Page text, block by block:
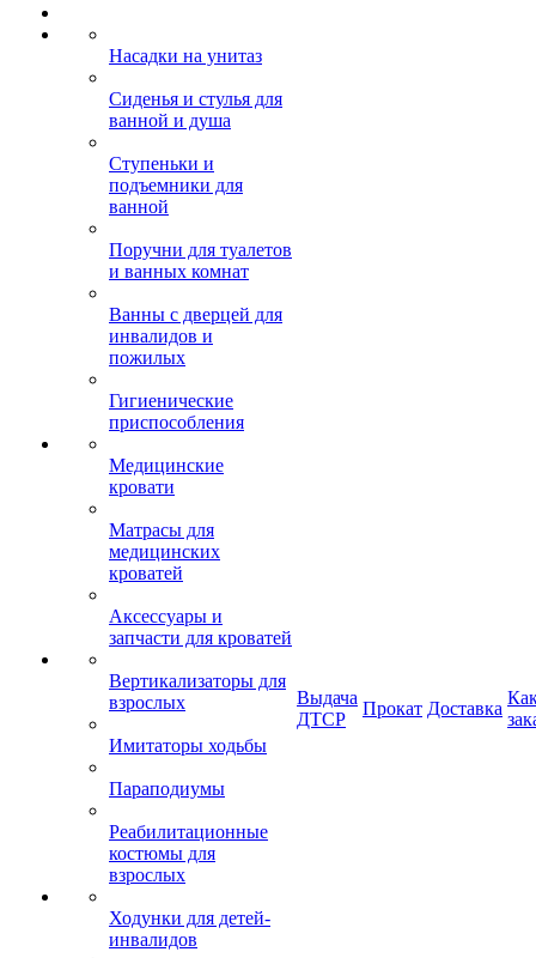
Насадки на унитаз
Сиденья и стулья для
ванной и душа
Ступеньки и
подъемники для
ванной
Поручни для туалетов
и ванных комнат
Ванны с дверцей для
инвалидов и
пожилых
Гигиенические
приспособления
Медицинские
кровати
Матрасы для
медицинских
кроватей
Аксессуары и
запчасти для кроватей
Вертикализаторы для
взрослых
Имитаторы ходьбы
Параподиумы
Реабилитационные
костюмы для
взрослых
Ходунки для детей-
инвалидов
Выдача
ДТСР
Прокат Доставка